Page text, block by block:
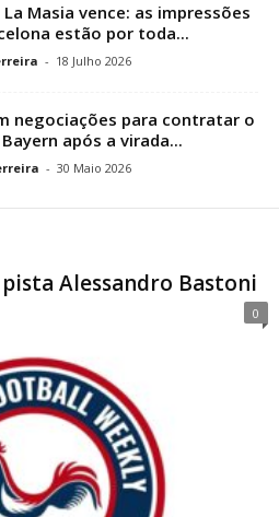
Masia vence: as impressões
estão por toda...
- 18 Julho 2026
negociações para contratar o
após a virada...
- 30 Maio 2026
Alessandro Bastoni
0